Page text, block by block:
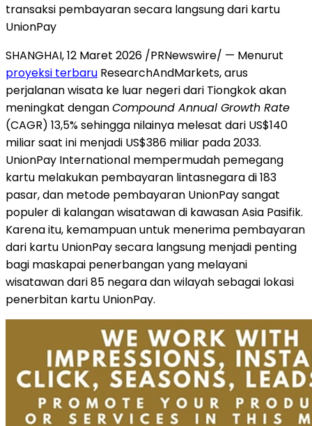
transaksi pembayaran secara langsung dari kartu
UnionPay
SHANGHAI, 12 Maret 2026 /PRNewswire/ — Menurut
proyeksi terbaru ResearchAndMarkets, arus
perjalanan wisata ke luar negeri dari Tiongkok akan
meningkat denganCompound Annual Growth Rate
(CAGR) 13,5% sehingga nilainya melesat dari US$140
miliar saat ini menjadi US$386 miliar pada 2033.
UnionPay International mempermudah pemegang
kartu melakukan pembayaran lintasnegara di 183
pasar, dan metode pembayaran UnionPay sangat
populer di kalangan wisatawan di kawasan Asia Pasifik.
Karena itu, kemampuan untuk menerima pembayaran
dari kartu UnionPay secara langsung menjadi penting
bagi maskapai penerbangan yang melayani
wisatawan dari 85 negara dan wilayah sebagai lokasi
penerbitan kartu UnionPay.